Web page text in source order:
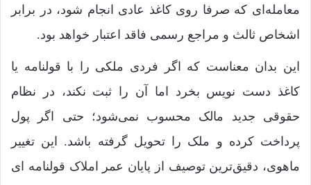
معامله‌ای که صرفا روی کاغذ عادی انجام شود، در برابر
اشخاص ثالث و مراجع رسمی فاقد اعتبار خواهد بود.
این بدان معناست که اگر فردی ملکی را با قولنامه یا
کاغذ دست نویس بخرد اما آن را ثبت نکند، در نظام
حقوقی جدید مالک محسوب نمی‌شود؛ حتی اگر پول
پرداخت کرده و ملک را تحویل گرفته باشد. این تغییر
ماهوی، دقیق‌ترین توصیف از پایان عمر املاک قولنامه ای